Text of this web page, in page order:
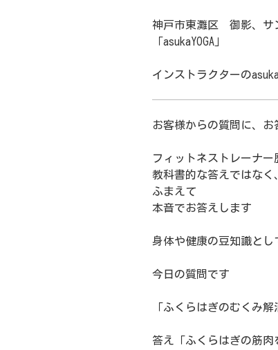
神戸市東灘区 御影、サ
「asukaYOGA」
インストラクターのasuka
お客様からの質問に、
フィットネストレーナ
教科書的な答えではな
ふまえて
本音でお答えします
身体や健康の豆知識と
今日の質問です
「ふくらはぎのむくみ解
答え「ふくらはぎの筋肉